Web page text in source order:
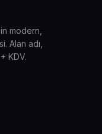
modern,
Alan adı,
KDV.